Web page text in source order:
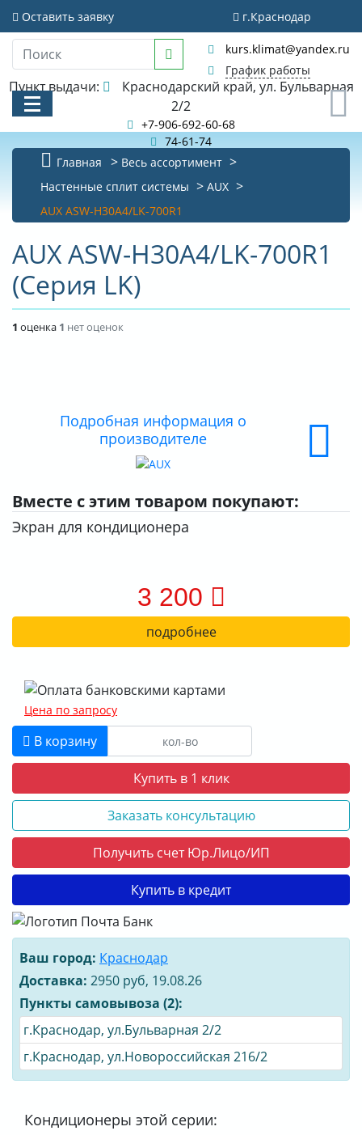
Оставить заявку г.Краснодар
kurs.klimat@yandex.ru
График работы
Пункт выдачи:
2/2
+7-906-692-60-68
74-61-74
КАТАЛОГ
АКЦИИ И РАСПРОДАЖИ
БИБЛИОТЕКА
НОВОСТИ
ОПЛАТА
Главная
Весь ассортимент
Настенные сплит системы
AUX
AUX ASW-H30A4/LK-700R1
AUX ASW-H30A4/LK-700R1
(Серия LK)
1 оценка 1 нет оценок
Подробная информация о
производителе
Вместе с этим товаром покупают:
Экран для кондиционера
3 200
подробнее
Цена по запросу
В корзину
Купить в 1 клик
Заказать консультацию
Получить счет Юр.Лицо/ИП
Купить в кредит
Ваш город: Краснодар
Доставка: 2950 руб, 19.08.26
Пункты самовывоза (2):
г.Краснодар, ул.Бульварная 2/2
г.Краснодар, ул.Новороссийская 216/2
Кондиционеры этой серии: